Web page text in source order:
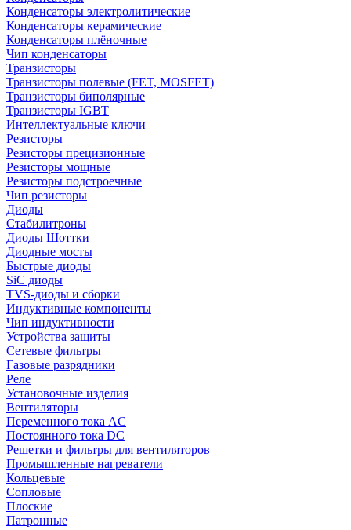
Конденсаторы электролитические
Конденсаторы керамические
Конденсаторы плёночные
Чип конденсаторы
Транзисторы
Транзисторы полевые (FET, MOSFET)
Транзисторы биполярные
Транзисторы IGBT
Интеллектуальные ключи
Резисторы
Резисторы прецизионные
Резисторы мощные
Резисторы подстроечные
Чип резисторы
Диоды
Стабилитроны
Диоды Шоттки
Диодные мосты
Быстрые диоды
SiC диоды
TVS-диоды и сборки
Индуктивные компоненты
Чип индуктивности
Устройства защиты
Сетевые фильтры
Газовые разрядники
Реле
Установочные изделия
Вентиляторы
Переменного тока AC
Постоянного тока DC
Решетки и фильтры для вентиляторов
Промышленные нагреватели
Кольцевые
Сопловые
Плоские
Патронные